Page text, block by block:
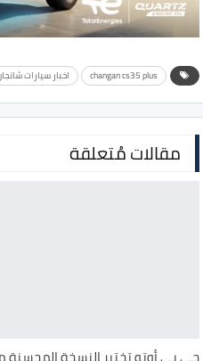
changan cs35 plus اخبار سيارات
مقالات مُتعلقة